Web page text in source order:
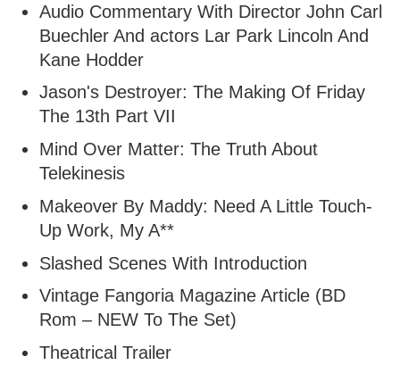
Audio Commentary With Director John Carl
Buechler And actors Lar Park Lincoln And
Kane Hodder
Jason's Destroyer: The Making Of Friday
The 13th Part VII
Mind Over Matter: The Truth About
Telekinesis
Makeover By Maddy: Need A Little Touch-
Up Work, My A**
Slashed Scenes With Introduction
Vintage Fangoria Magazine Article (BD
Rom – NEW To The Set)
Theatrical Trailer